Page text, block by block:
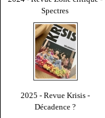
Spectres
2025 - Revue Krisis -
Décadence ?